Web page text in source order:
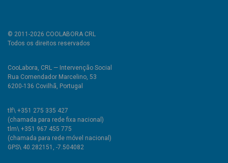
© 2011-2026 COOLABORA CRL
Todos os direitos reservados
CooLabora, CRL — Intervenção Social
Rua Comendador Marcelino, 53
6200-136 Covilhã, Portugal
tlf\ +351 275 335 427
(chamada para rede fixa nacional)
tlm\ +351 967 455 775
(chamada para rede móvel nacional)
GPS\ 40.282151, -7.504082